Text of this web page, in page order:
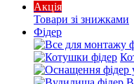
Акція
Товари зі знижками
Фідер